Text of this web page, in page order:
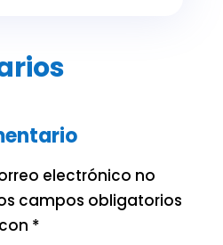
electrónico no
campos obligatorios
*